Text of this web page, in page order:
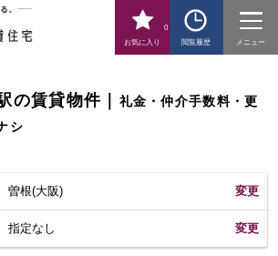
お気に入り
0
閲覧履歴
メニュー
の賃貸物件
礼金・仲介手数料・更
シ
曽根(大阪) 変更
指定なし 変更